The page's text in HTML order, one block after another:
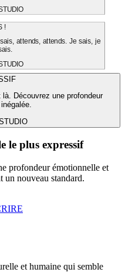
!
attends, attends. Je sais, je
Découvrez une profondeur
le plus expressif
profondeur émotionnelle et
un nouveau standard.
et humaine qui semble